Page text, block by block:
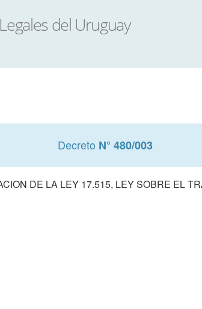
Decreto N° 480/003
DE LA LEY 17.515, LEY SOBRE EL